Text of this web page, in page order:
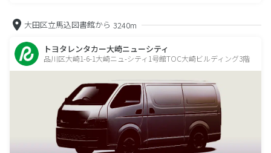
大田区立馬込図書館から 3240m
トヨタレンタカー大崎ニューシティ
品川区大崎1-6-1大崎ニュ-シティ1号館TOC大崎ビルディング3階